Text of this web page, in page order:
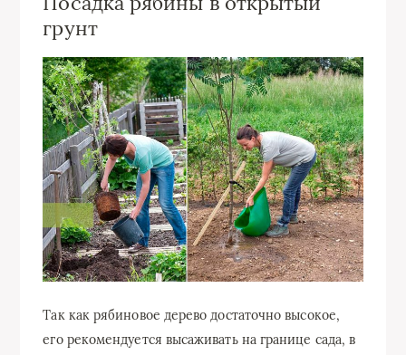
грунт
Так как рябиновое дерево достаточно высокое,
его рекомендуется высаживать на границе сада, в